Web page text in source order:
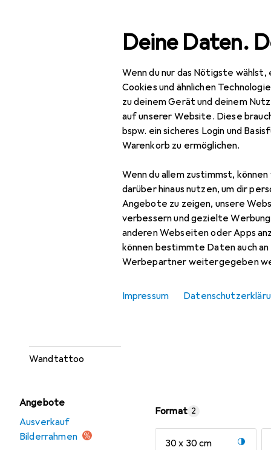
Deine Daten.
Wenn du nur das Nötigste
Cookies und ähnlichen
zu deinem Gerät und deinem
auf unserer Website. Diese
bspw. ein sicheres Login und
Warenkorb zu ermöglichen.
Wenn du allem zustimmst,
darüber hinaus nutzen, um dir
Angebote zu zeigen, unsere
verbessern und gezielte
anderen Webseiten oder Apps
können bestimmte Daten auch
Werbepartner weitergegeben
Impressum
Navigation nach Kategorien
Wandtattoo
Angebote
Ausverkauf
Bilderrahmen
Gesamtsortiment
Format 2
30 x 30 cm